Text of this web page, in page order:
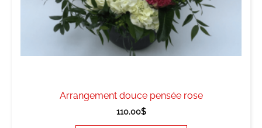
Arrangement douce pensée rose
110.00$